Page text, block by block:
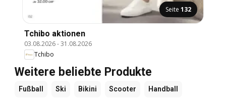
Seite 132
Tchibo aktionen
03.08.2026-31.08.2026
Tchibo
Weitere beliebte Produkte
Fußball Ski Bikini Scooter Handball